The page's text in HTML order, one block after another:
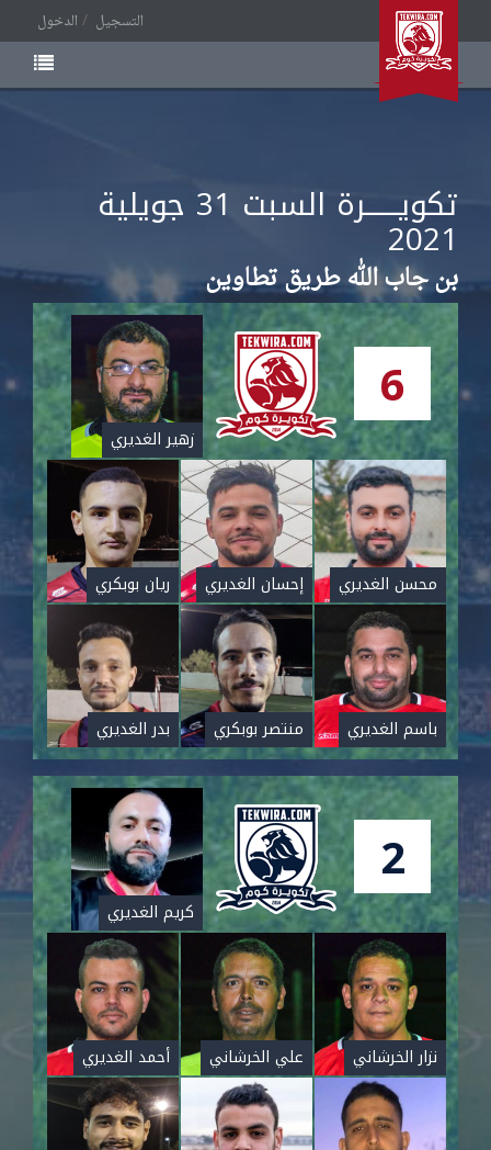
الدخول التسجيل
تكويــــــرة السبت 31 جويلية
2021
بن جاب الله طريق تطاوين
6
زهير الغديري
محسن الغديري إحسان الغديري ريان بوبكري
باسم الغديري منتصر بوبكري بدر الغديري
2
كريم الغديري
نزار الخرشاني علي الخرشاني أحمد الغديري